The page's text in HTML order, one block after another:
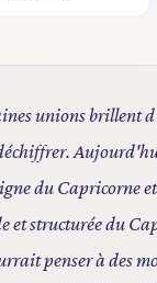
unions brillent
du Capricorne
et structurée du
penser à des